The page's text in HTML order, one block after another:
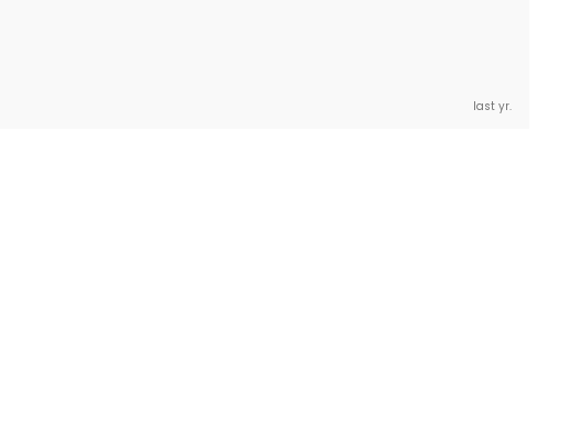
last yr.